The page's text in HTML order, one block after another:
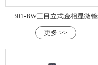
301-BW三目立式金相显微镜
更多 >>